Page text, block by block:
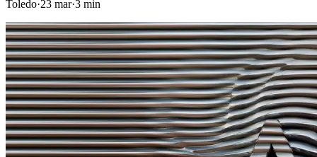
Toledo·23 mar·3 min